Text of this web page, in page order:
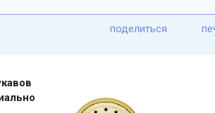
поделиться